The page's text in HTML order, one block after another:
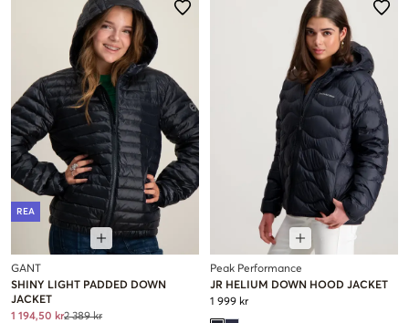
REA
GANT
SHINY LIGHT PADDED DOWN
JACKET
1 194,50 kr2 389 kr
Peak Performance
JR HELIUM DOWN HOOD JACKET
1 999 kr